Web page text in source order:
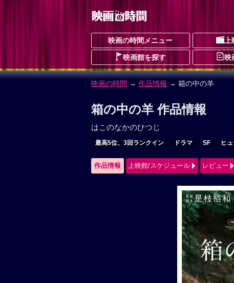
映画の時間メニュー 上
映画館を探す 映
映画の時間 → 作品情報 → 箱の中の羊
箱の中の羊 作品情報
はこのなかのひつじ
最高5位、3回ランクイン ドラマ SF ヒ
作品情報 上映館/スケジュール レビュー